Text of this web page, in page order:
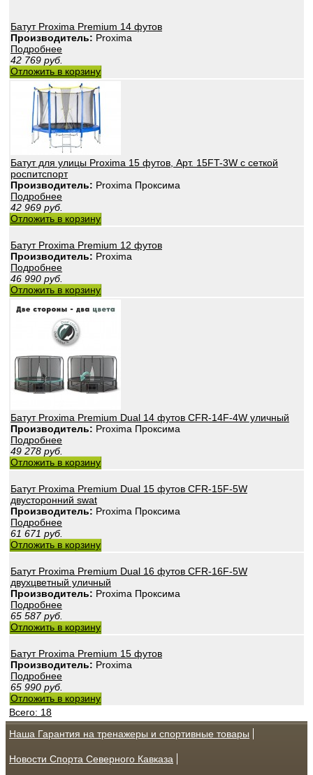
Батут Proxima Premium 14 футов
Производитель: Proxima
Подробнее
42 769 руб.
Отложить в корзину
Батут для улицы Proxima 15 футов, Арт. 15FT-3W с сеткой
роспитспорт
Производитель: Proxima Проксима
Подробнее
42 969 руб.
Отложить в корзину
Батут Proxima Premium 12 футов
Производитель: Proxima
Подробнее
46 990 руб.
Отложить в корзину
Батут Proxima Premium Dual 14 футов CFR-14F-4W уличный
Производитель: Proxima Проксима
Подробнее
49 278 руб.
Отложить в корзину
Батут Proxima Premium Dual 15 футов CFR-15F-5W
двусторонний swat
Производитель: Proxima Проксима
Подробнее
61 671 руб.
Отложить в корзину
Батут Proxima Premium Dual 16 футов CFR-16F-5W
двухцветный уличный
Производитель: Proxima Проксима
Подробнее
65 587 руб.
Отложить в корзину
Батут Proxima Premium 15 футов
Производитель: Proxima
Подробнее
65 990 руб.
Отложить в корзину
Всего: 18
Наша Гарантия на тренажеры и спортивные товары
Новости Спорта Северного Кавказа